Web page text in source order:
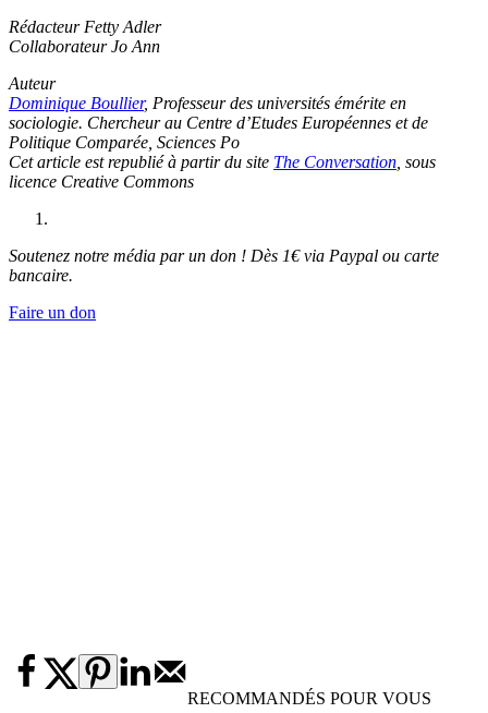
Rédacteur Fetty Adler
Collaborateur Jo Ann
Auteur
Dominique Boullier, Professeur des universités émérite en
sociologie. Chercheur au Centre d’Etudes Européennes et de
Politique Comparée, Sciences Po
Cet article est republié à partir du site The Conversation , sous
licence Creative Commons
Soutenez notre média par un don ! Dès 1€ via Paypal ou carte
bancaire.
Faire un don
RECOMMANDÉS POUR VOUS